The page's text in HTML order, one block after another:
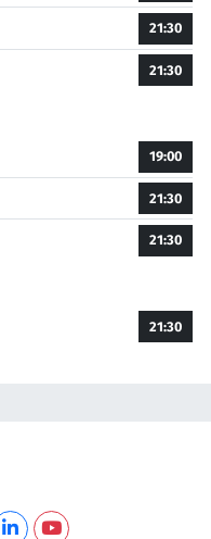
21:30
21:30
19:00
21:30
21:30
21:30